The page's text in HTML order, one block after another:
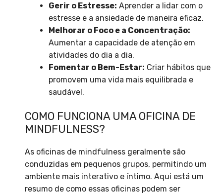
Gerir o Estresse: Aprender a lidar com o
estresse e a ansiedade de maneira eficaz.
Melhorar o Foco e a Concentração:
Aumentar a capacidade de atenção em
atividades do dia a dia.
Fomentar o Bem-Estar: Criar hábitos que
promovem uma vida mais equilibrada e
saudável.
COMO FUNCIONA UMA OFICINA DE
MINDFULNESS?
As oficinas de mindfulness geralmente são
conduzidas em pequenos grupos, permitindo um
ambiente mais interativo e íntimo. Aqui está um
resumo de como essas oficinas podem ser